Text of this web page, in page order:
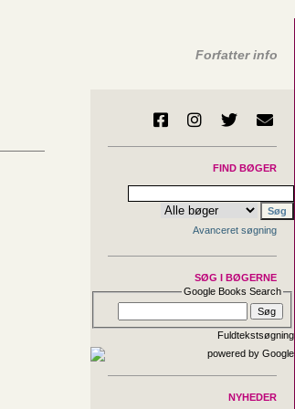
Forfatter info
FIND BØGER
Avanceret søgning
SØG I BØGERNE
Google Books Search
Fuldtekstsøgning
NYHEDER